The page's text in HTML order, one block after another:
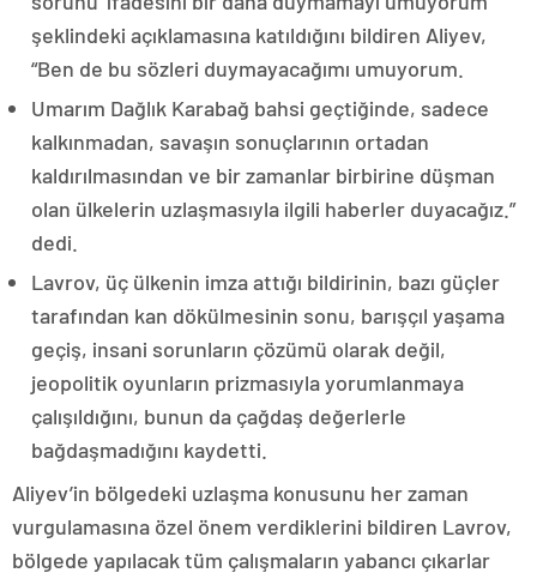
şeklindeki açıklamasına katıldığını bildiren Aliyev,
“Ben de bu sözleri duymayacağımı umuyorum.
Umarım Dağlık Karabağ bahsi geçtiğinde, sadece
kalkınmadan, savaşın sonuçlarının ortadan
kaldırılmasından ve bir zamanlar birbirine düşman
olan ülkelerin uzlaşmasıyla ilgili haberler duyacağız.”
dedi.
Lavrov, üç ülkenin imza attığı bildirinin, bazı güçler
tarafından kan dökülmesinin sonu, barışçıl yaşama
geçiş, insani sorunların çözümü olarak değil,
jeopolitik oyunların prizmasıyla yorumlanmaya
çalışıldığını, bunun da çağdaş değerlerle
bağdaşmadığını kaydetti.
Aliyev’in bölgedeki uzlaşma konusunu her zaman
vurgulamasına özel önem verdiklerini bildiren Lavrov,
bölgede yapılacak tüm çalışmaların yabancı çıkarlar